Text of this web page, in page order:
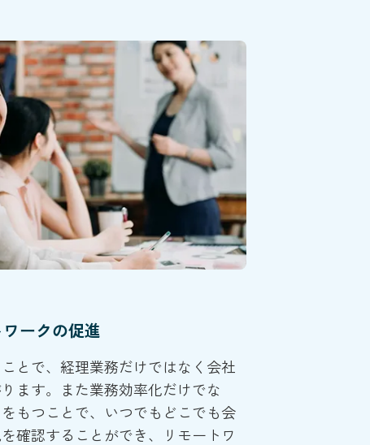
ークの促進
とで、経理業務だけではなく会社
ます。また業務効率化だけでな
もつことで、いつでもどこでも会
確認することができ、リモートワ